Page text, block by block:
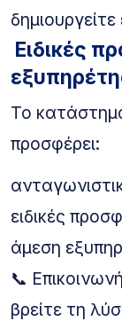
Ειδικές
Το
προσφέρει:
ειδικές
άμεση
📞
βρείτε τη